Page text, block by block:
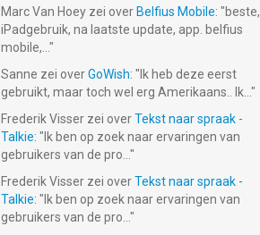
Marc Van Hoey zei over Belfius Mobile: "beste,
iPadgebruik, na laatste update, app. belfius
mobile,... "
Sanne zei overGoWish: " Ik heb deze eerst
gebruikt, maar toch wel erg Amerikaans.. Ik... "
Frederik Visser zei overTekst naar spraak -
Talkie: " Ik ben op zoek naar ervaringen van
gebruikers van de pro... "
Frederik Visser zei overTekst naar spraak -
Talkie: " Ik ben op zoek naar ervaringen van
gebruikers van de pro... "